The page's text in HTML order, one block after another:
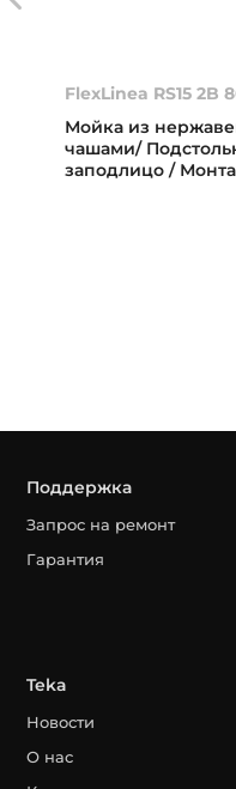
FlexLinea RS15 2B
Мойка из
чашами/
заподлицо /
Поддержка
Запрос на ремонт
Гарантия
Teka
Новости
О нас